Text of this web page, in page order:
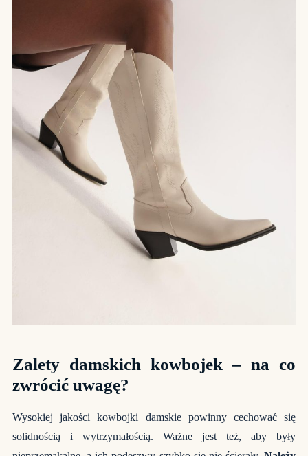
Zalety damskich kowbojek – na co
zwrócić uwagę?
Wysokiej jakości kowbojki damskie powinny cechować się
solidnością i wytrzymałością. Ważne jest też, aby były